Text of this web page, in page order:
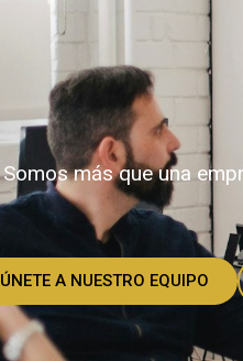
Somos más que una
ÚNETE A NUESTRO EQUIPO